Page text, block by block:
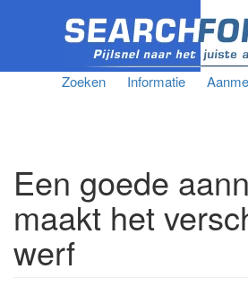
Zoeken Informatie
Een goede
maakt het
werf